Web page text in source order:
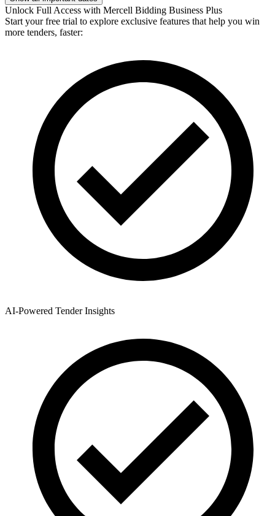
Unlock Full Access with Mercell Bidding Business Plus
Start your free trial to explore exclusive features that help you win
more tenders, faster:
AI-Powered Tender Insights